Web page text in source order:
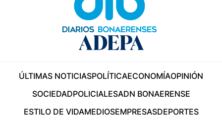
ÚLTIMAS NOTICIASPOLÍTICAECONOMÍAOPINIÓN
SOCIEDADPOLICIALESADN BONAERENSE
ESTILO DE VIDAMEDIOSEMPRESASDEPORTES